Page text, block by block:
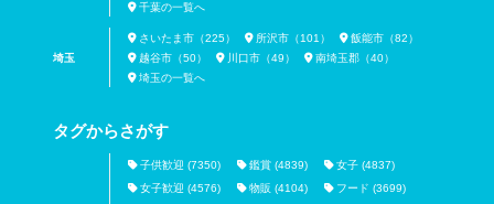
千葉の一覧へ
埼玉
さいたま市（225） 所沢市（101）
飯能市（82）
越谷市（50）
川口市（49）
南埼玉郡（40）
埼玉の一覧へ
タグからさがす
子供歓迎 (7350) 鑑賞 (4839)
女子 (4837)
女子歓迎 (4576)
物販 (4104)
フード (3699)